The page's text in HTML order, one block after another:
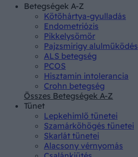
Betegségek A-Z
Kötőhártya-gyulladás
Endometriózis
Pikkelysömör
Pajzsmirigy alulműködés
ALS betegség
PCOS
Hisztamin intolerancia
Crohn betegség
Összes Betegségek A-Z
Tünet
Lepkehimlő tünetei
Szamárköhögés tünetei
Skarlát tünetei
Alacsony vérnyomás